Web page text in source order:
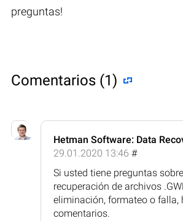
preguntas!
Comentarios (1)
Hetman Software: Data
29.01.2020 13:46 #
Si usted tiene preguntas
recuperación de archivos
eliminación, formateo o falla,
comentarios.